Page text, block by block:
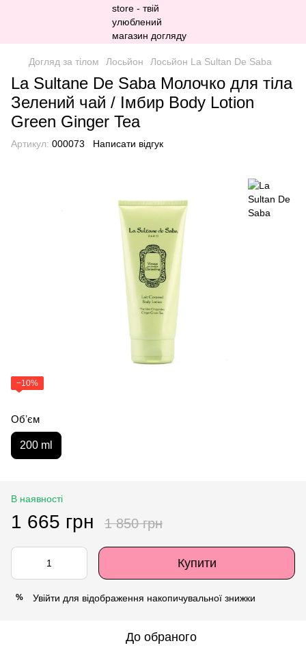
Догляд за тілом Лосьйон Лосьйон La Sultan De Saba
La Sultanе De Saba Молочко для тіла
Зелений чай / Імбир Body Lotion
Green Ginger Tea
Артикул: 000073 Написати відгук
−10%
Обʼєм
200 ml
В наявності
1 665 грн 1 850 грн
Купити
% Увійти для відображення накопичувальної знижки
До обраного